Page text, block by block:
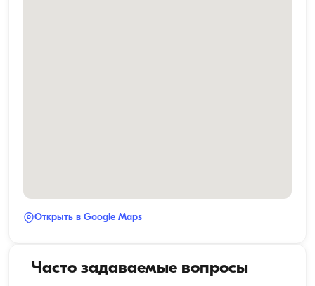
Открыть в Google Maps
Часто задаваемые вопросы